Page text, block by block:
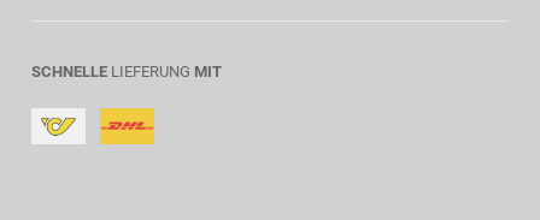
SCHNELLE LIEFERUNG MIT